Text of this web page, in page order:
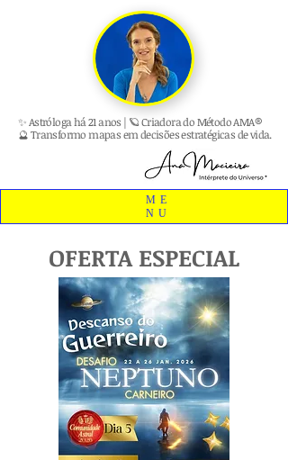
ME
NU
✨ Astróloga há 21 anos | 🪐 Criadora do Método AMA®
🔮 Transformo mapas em decisões estratégicas de vida.
OFERTA ESPECIAL